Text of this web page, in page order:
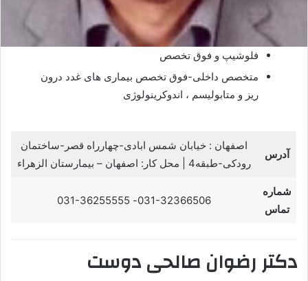
فلوشیپ و فوق تخصص
متخصص داخلی-فوق تخصص بیماری های غدد درون
ریز و متابولیسم ، اندوکرینولوژی
آدرس
اصفهان : خیابان شمس ابادی-چهارراه قصر-ساختمان
رودکی-طبقه4 | محل کار: اصفهان – بیمارستان الزهراء
شماره
تماس
031-32366506- 031-36255555
دکتر رضوان صالحی دوست